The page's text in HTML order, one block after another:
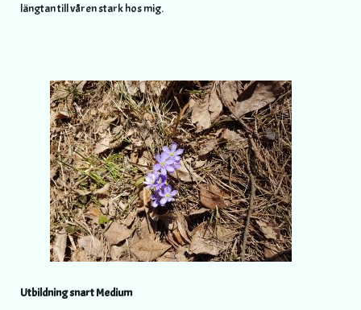
längtan till våren stark hos mig.
Utbildning snart Medium